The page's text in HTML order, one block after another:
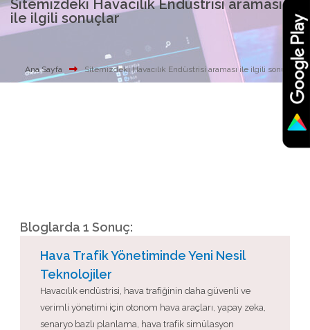
Sitemizdeki Havacılık Endüstrisi araması
ile ilgili sonuçlar
Ana Sayfa Sitemizdeki Havacılık Endüstrisi araması ile ilgili sonuçlar
Bloglarda 1 Sonuç:
Hava Trafik Yönetiminde Yeni Nesil
Teknolojiler
Havacılık endüstrisi, hava trafiğinin daha güvenli ve
verimli yönetimi için otonom hava araçları, yapay zeka,
senaryo bazlı planlama, hava trafik simülasyon